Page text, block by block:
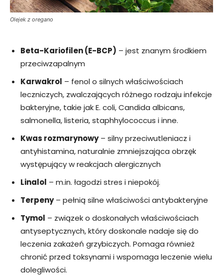
Olejek z oregano
Beta-Kariofilen (E-BCP) – jest znanym środkiem
przeciwzapalnym
Karwakrol – fenol o silnych właściwościach
leczniczych, zwalczających różnego rodzaju infekcje
bakteryjne, takie jak E. coli, Candida albicans,
salmonella, listeria, staphhylococcus i inne.
Kwas rozmarynowy– silny przeciwutleniacz i
antyhistamina, naturalnie zmniejszająca obrzęk
występujący w reakcjach alergicznych
Linalol – m.in. łagodzi stres i niepokój.
Terpeny– pełnią silne właściwości antybakteryjne
Tymol – związek o doskonałych właściwościach
antyseptycznych, który doskonale nadaje się do
leczenia zakażeń grzybiczych. Pomaga również
chronić przed toksynami i wspomaga leczenie wielu
dolegliwości.